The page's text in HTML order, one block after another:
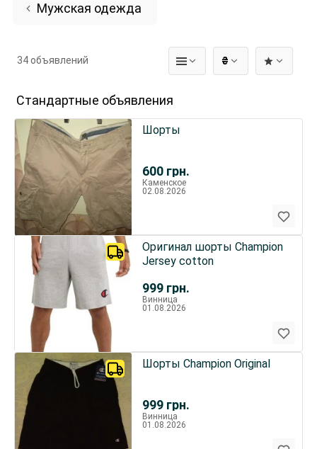
Мужская одежда
₴
34 объявлений
Стандартные объявления
600 грн.
Шорты
Каменское
02.08.2026
999 грн.
Оригинал шорты Champion
Jersey cotton
Винница
01.08.2026
999 грн.
Шорты Champion Original
Винница
01.08.2026